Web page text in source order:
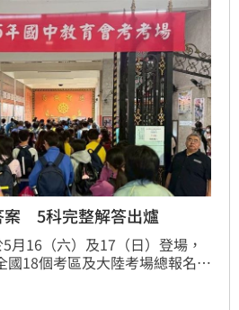
案 5科完整解答出爐
月16（六）及17（日）登場，
國18個考區及大陸考場總報名人
、數學、國文、寫作；第二